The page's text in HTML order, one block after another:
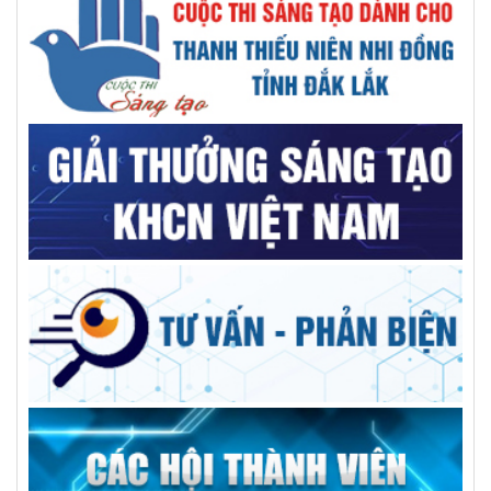
Báo chí thời đại số - khi công nghệ song hành cùng tư duy
đổi mới
GS.VS.TSKH Trần Đình Long: Khoa học chỉ thật sự có giá trị
khi đến được với người dân
AILPA – Robot AI hỗ trợ người cao tuổi sống neo đơn
Kiện toàn nhân sự Trung tâm Tư vấn và dịch vụ KHCN tỉnh
Trường Đại học Xây dựng Miền Trung: Kỷ niệm 50 năm ngày
thành lập
Giải pháp tối ưu cho bệnh nhân sỏi đường mật phức tạp
GS.TS Hà Học Trạc, người nâng tầm vị thế trí thức, thủ lĩnh
đức, tài VUSTA
Góp ý Đề án điều chỉnh quy hoạch tỉnh Đắk Lắk thời kỳ
2021-2030, tầm nhìn đến năm 2050
Người dùng băn khoăn xăng E10 tách lớp, chuyên gia hóa
học nói gì?